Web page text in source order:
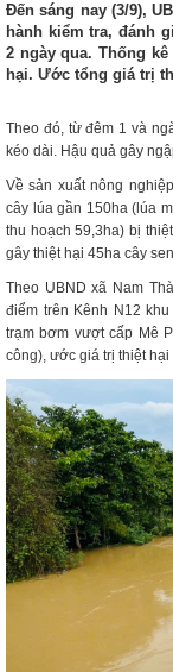
Đến sáng nay (3/9),
hành kiểm tra, đánh
2 ngày qua. Thống
hại. Ước tổng giá trị
Theo đó, từ đêm 1 và
kéo dài. Hậu quả gây
Về sản xuất nông
cây lúa gần 150ha (lúa
thu hoạch 59,3ha) bị
gây thiệt hại 45ha cây
Theo UBND xã Nam
điểm trên Kênh N12
trạm bơm vượt cấp Mê
công), ước giá trị thiệt